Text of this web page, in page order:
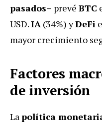
pasados– prevé BTC
USD.IA (34%) yDeFi
mayor crecimiento
Factores
de inversión
Lapolítica